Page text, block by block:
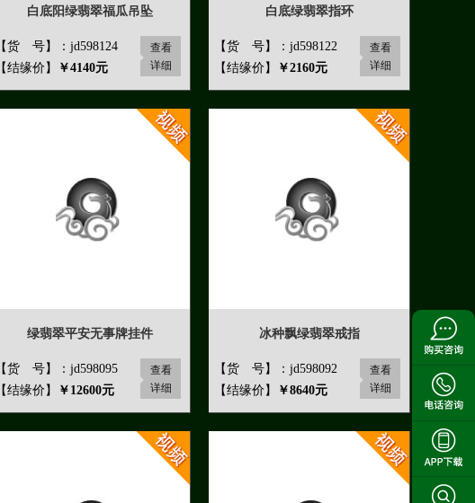
白底阳绿翡翠福瓜吊坠
【货 号】：jd598124
【结缘价】
￥4140元
查看
详细
白底绿翡翠指环
【货 号】：jd598122
【结缘价】
￥2160元
查看
详细
绿翡翠平安无事牌挂件
【货 号】：jd598095
【结缘价】
￥12600元
查看
详细
冰种飘绿翡翠戒指
【货 号】：jd598092
【结缘价】
￥8640元
查看
详细